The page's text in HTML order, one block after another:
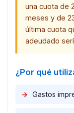
una cuota de
meses y de
última cuota
adeudado
¿Por qué
→ Gastos